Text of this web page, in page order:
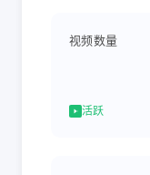
视频数量
活跃